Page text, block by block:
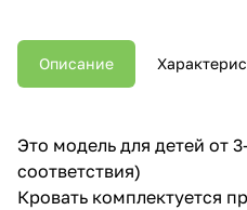
Описание
Это модель для детей от
соответствия)
Кровать комплектуется